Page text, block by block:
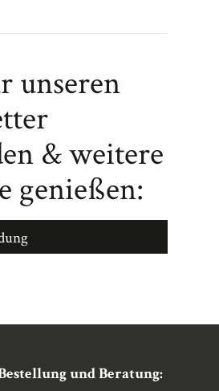
unseren
& weitere
genießen:
und Beratung: